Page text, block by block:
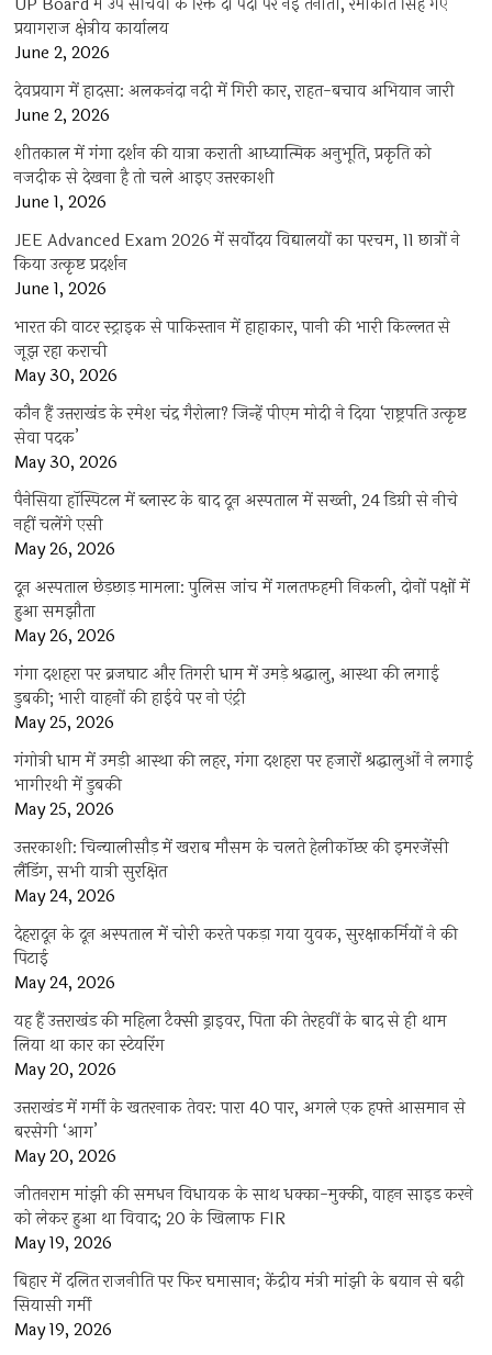
UP Board में उप सचिवों के रिक्त दो पदों पर नई तैनाती, रमाकांत सिंह गए
प्रयागराज क्षेत्रीय कार्यालय
June 2, 2026
देवप्रयाग में हादसा: अलकनंदा नदी में गिरी कार, राहत-बचाव अभियान जारी
June 2, 2026
शीतकाल में गंगा दर्शन की यात्रा कराती आध्यात्मिक अनुभूति, प्रकृति को
नजदीक से देखना है तो चले आइए उत्तरकाशी
June 1, 2026
JEE Advanced Exam 2026 में सर्वोदय विद्यालयों का परचम, 11 छात्रों ने
किया उत्कृष्ट प्रदर्शन
June 1, 2026
भारत की वाटर स्ट्राइक से पाकिस्तान में हाहाकार, पानी की भारी किल्लत से
जूझ रहा कराची
May 30, 2026
कौन हैं उत्तराखंड के रमेश चंद्र गैरोला? जिन्हें पीएम मोदी ने दिया ‘राष्ट्रपति उत्कृष्ट
सेवा पदक’
May 30, 2026
पैनेसिया हॉस्पिटल में ब्लास्ट के बाद दून अस्पताल में सख्ती, 24 डिग्री से नीचे
नहीं चलेंगे एसी
May 26, 2026
दून अस्पताल छेड़छाड़ मामला: पुलिस जांच में गलतफहमी निकली, दोनों पक्षों में
हुआ समझौता
May 26, 2026
गंगा दशहरा पर ब्रजघाट और तिगरी धाम में उमड़े श्रद्धालु, आस्था की लगाई
डुबकी; भारी वाहनों की हाईवे पर नो एंट्री
May 25, 2026
गंगोत्री धाम में उमड़ी आस्था की लहर, गंगा दशहरा पर हजारों श्रद्धालुओं ने लगाई
भागीरथी में डुबकी
May 25, 2026
उत्तरकाशी: चिन्यालीसौड़ में खराब मौसम के चलते हेलीकॉप्टर की इमरजेंसी
लैंडिंग, सभी यात्री सुरक्षित
May 24, 2026
देहरादून के दून अस्पताल में चोरी करते पकड़ा गया युवक, सुरक्षाकर्मियों ने की
पिटाई
May 24, 2026
यह हैं उत्तराखंड की महिला टैक्सी ड्राइवर, पिता की तेरहवीं के बाद से ही थाम
लिया था कार का स्टेयरिंग
May 20, 2026
उत्तराखंड में गर्मी के खतरनाक तेवर: पारा 40 पार, अगले एक हफ्ते आसमान से
बरसेगी ‘आग’
May 20, 2026
जीतनराम मांझी की समधन विधायक के साथ धक्का-मुक्की, वाहन साइड करने
को लेकर हुआ था विवाद; 20 के खिलाफ FIR
May 19, 2026
बिहार में दलित राजनीति पर फिर घमासान; केंद्रीय मंत्री मांझी के बयान से बढ़ी
सियासी गर्मी
May 19, 2026